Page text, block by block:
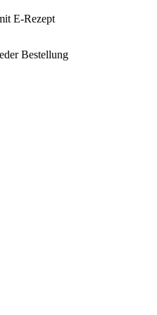
E-Rezept
Bestellung